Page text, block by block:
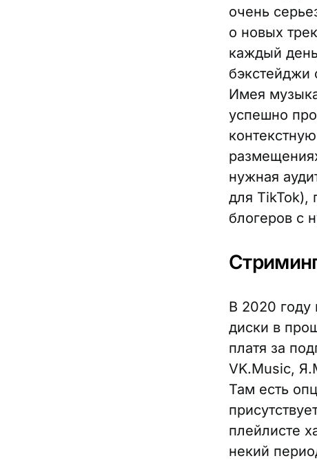
очень
о новых
каждый
бэкстейджи
Имея
успешно
нужная
для TikTok),
блогеров с
В 2020 году
диски в
платя за
VK.Music,
Там есть
плейлисте
некий